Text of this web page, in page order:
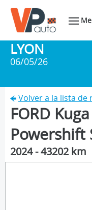
LYON
06/05/26
Volver a la lista de
FORD
Powershift
2024 - 43202 km